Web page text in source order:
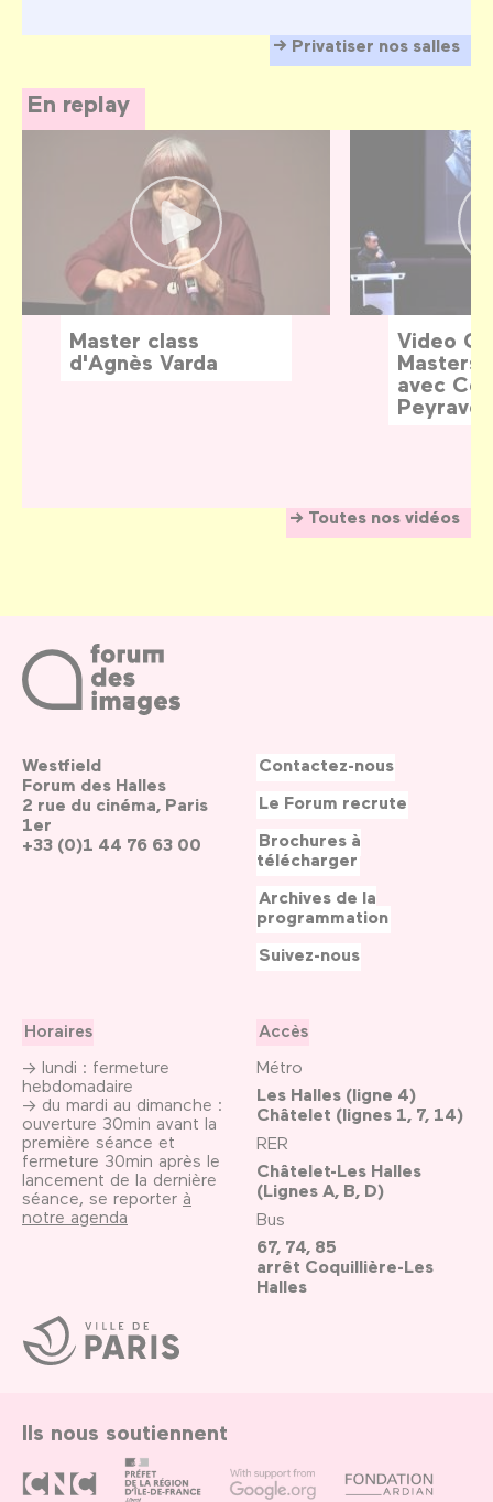
Privatiser nos salles
En replay
Toutes nos vidéos
Master class
d'Agnès Varda
Video
avec
Ville
de
Paris
Westfield
Forum des Halles
2 rue du cinéma, Paris
1er
+33 (0)1 44 76 63 00
Horaires
→ lundi : fermeture
hebdomadaire
→ du mardi au dimanche :
ouverture 30min avant la
première séance et
fermeture 30min après le
lancement de la dernière
séance, se reporter à
notre agenda
Accès
Métro
Les Halles (ligne 4)
Châtelet (lignes 1, 7, 14)
RER
Châtelet-Les Halles
(Lignes A, B, D)
Bus
67, 74, 85
arrêt Coquillière-Les
Halles
Contactez-nous
Le Forum recrute
Brochures à
télécharger
Archives de la
programmation
Suivez-nous
Ils nous soutiennent